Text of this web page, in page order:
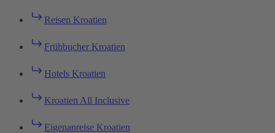
Reisen Kroatien
Frühbucher Kroatien
Hotels Kroatien
Kroatien All Inclusive
Eigenanreise Kroatien